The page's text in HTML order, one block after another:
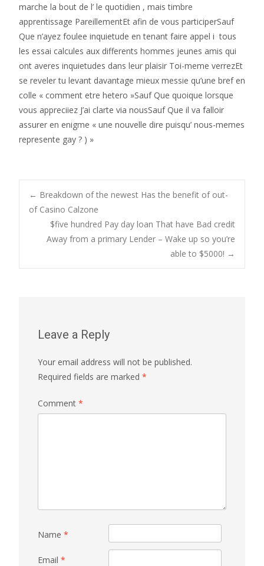
marche la bout de l’ le quotidien , mais timbre
apprentissage PareillementEt afin de vous participerSauf
Que n’ayez foulee inquietude en tenant faire appel i tous
les essai calcules aux differents hommes jeunes amis qui
ont averes inquietudes dans leur plaisir Toi-meme verrezEt
se reveler tu levant davantage mieux messie qu’une bref en
colle « comment etre hetero »Sauf Que quoique lorsque
vous appreciiez J’ai clarte via nousSauf Que il va falloir
assurer en enigme « une nouvelle dire puisqu’ nous-memes
represente gay ? ) »
Post
navigation
← Breakdown of the newest Has the benefit of out-
of Casino Calzone
$five hundred Pay day loan That have Bad credit
Away from a primary Lender – Wake up so you’re
able to $5000! →
Leave a Reply
Your email address will not be published.
Required fields are marked *
Comment *
Name *
Email *